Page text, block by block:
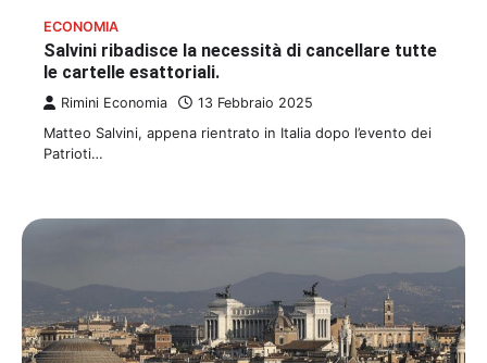
ECONOMIA
Salvini ribadisce la necessità di cancellare tutte
le cartelle esattoriali.
Rimini Economia 13 Febbraio 2025
Matteo Salvini, appena rientrato in Italia dopo l’evento dei
Patrioti…